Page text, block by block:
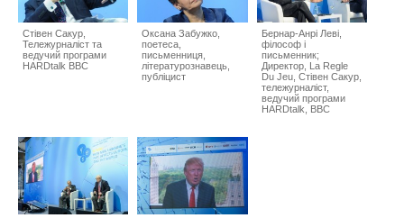
Стівен Сакур,
Тележурналіст та
ведучий програми
HARDtalk BBC
Оксана Забужко,
поетеса,
письменниця,
літературознавець,
публіцист
Бернар-Анрі Леві,
філософ і
письменник;
Директор, La Regle
Du Jeu, Стівен Сакур,
тележурналіст,
ведучий програми
HARDtalk, BBC